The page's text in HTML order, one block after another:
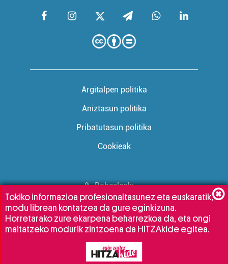
Argitalpen politika
Aniztasun politika
Pribatutasun politika
Cookieak
Babesleak:
Tokiko informazioa profesionaltasunez eta euskaratik,
modu librean kontatzea da gure eginkizuna.
Horretarako zure ekarpena beharrezkoa da, eta ongi
maitatzeko modurik zintzoena da HITZAkide egitea.